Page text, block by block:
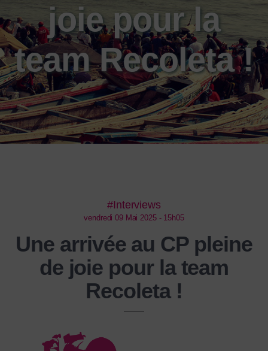
joie pour la
team Recoleta !
#Interviews
vendredi 09 Mai 2025 - 15h05
Une arrivée au CP pleine
de joie pour la team
Recoleta !